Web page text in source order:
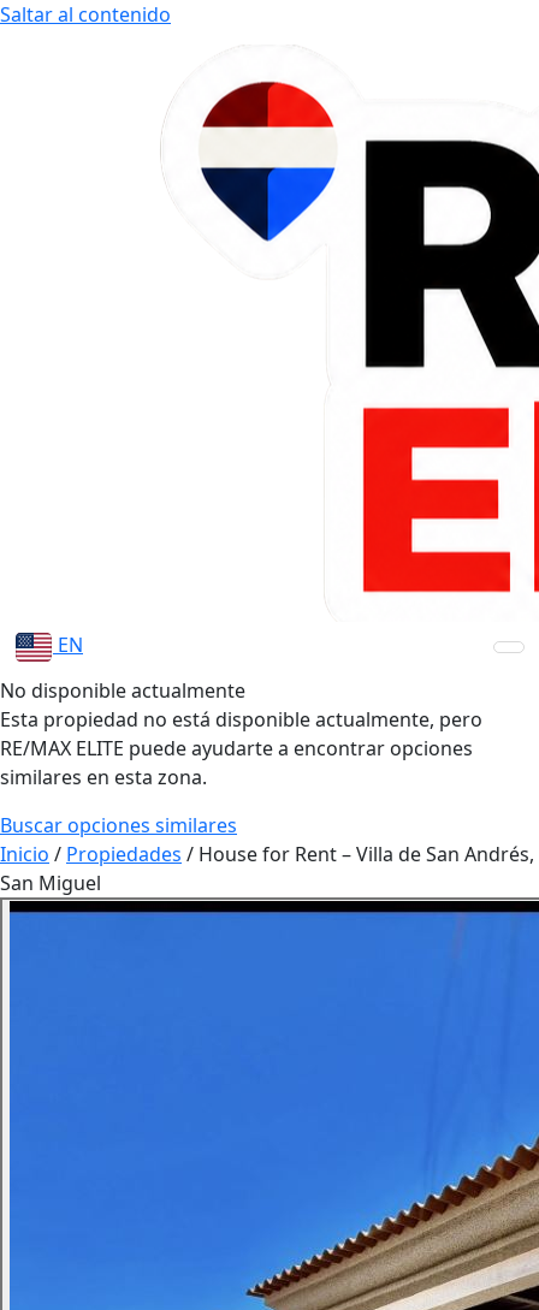
Saltar al contenido
EN
No disponible actualmente
Esta propiedad no está disponible actualmente, pero
RE/MAX ELITE puede ayudarte a encontrar opciones
similares en esta zona.
Buscar opciones similares
Inicio / Propiedades / House for Rent – Villa de San Andrés,
San Miguel